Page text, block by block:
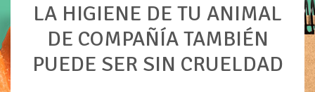
LA HIGIENE DE TU ANIMAL
DE COMPAÑÍA TAMBIÉN
PUEDE SER SIN CRUELDAD